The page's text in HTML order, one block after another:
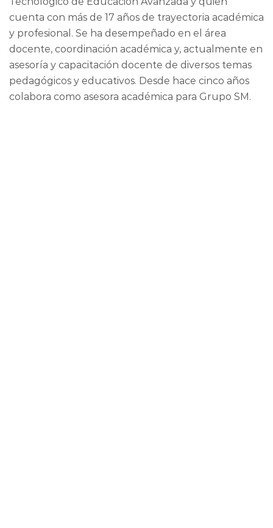
cuenta con más de 17 años de trayectoria académica
y profesional. Se ha desempeñado en el área
docente, coordinación académica y, actualmente en
asesoría y capacitación docente de diversos temas
pedagógicos y educativos. Desde hace cinco años
colabora como asesora académica para Grupo SM.